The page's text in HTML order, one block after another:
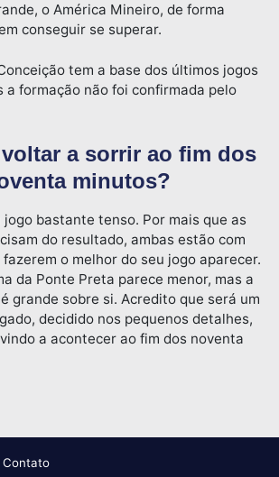
o América Mineiro, de forma
conseguir se superar.
tem a base dos últimos jogos
a formação não foi confirmada pelo
a sorrir ao fim dos
minutos?
jogo bastante tenso. Por mais que as
do resultado, ambas estão com
o melhor do seu jogo aparecer.
da Ponte Preta parece menor, mas a
grande sobre si. Acredito que será um
decidido nos pequenos detalhes,
a acontecer ao fim dos noventa
Contato